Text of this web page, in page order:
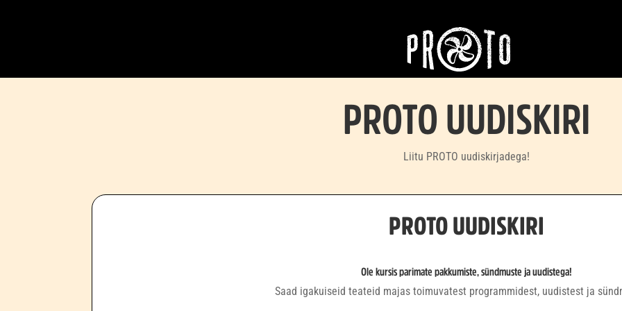
PROTO UUDISKIRI
Liitu PROTO uudiskirjadega!
PROTO UUDISKIRI
Ole kursis parimate pakkumiste, sündmuste ja uudistega!
Saad igakuiseid teateid majas toimuvatest programmidest, uudistest ja